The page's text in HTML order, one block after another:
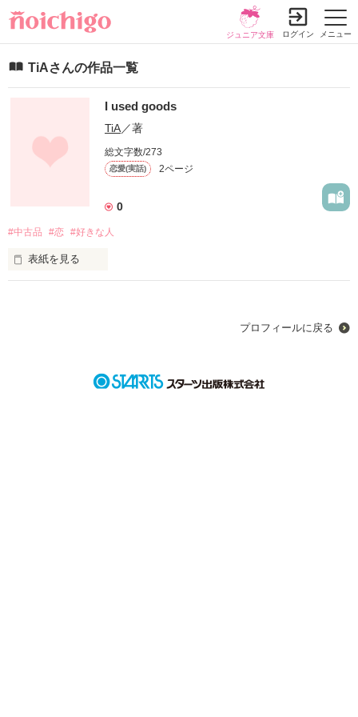
メニュー
ジュニア文庫 ログイン
TiAさんの作品一覧
I used goods
TiA／著
総文字数/273
恋愛(実話) 2ページ
0
#中古品 #恋 #好きな人
表紙を見る
プロフィールに戻る